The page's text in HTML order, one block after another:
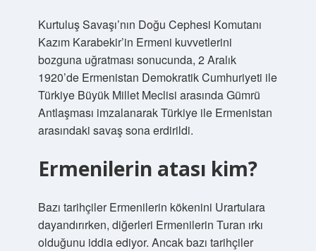
Kurtuluş Savaşı’nın Doğu Cephesi Komutanı
Kazım Karabekir’in Ermeni kuvvetlerini
bozguna uğratması sonucunda, 2 Aralık
1920’de Ermenistan Demokratik Cumhuriyeti ile
Türkiye Büyük Millet Meclisi arasında Gümrü
Antlaşması imzalanarak Türkiye ile Ermenistan
arasındaki savaş sona erdirildi.
Ermenilerin atası kim?
Bazı tarihçiler Ermenilerin kökenini Urartulara
dayandırırken, diğerleri Ermenilerin Turan ırkı
olduğunu iddia ediyor. Ancak bazı tarihçiler